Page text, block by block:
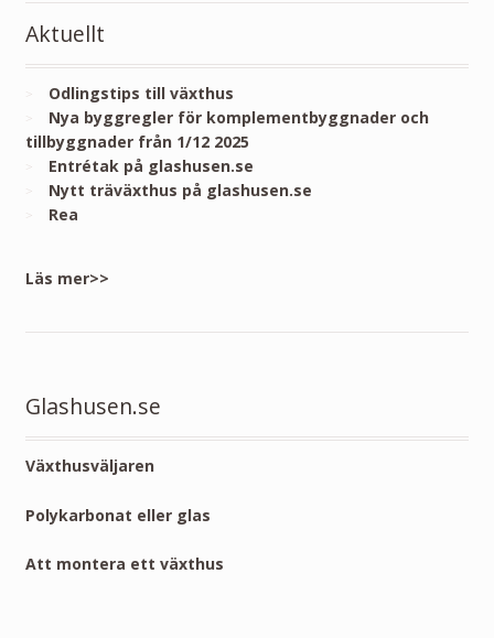
Aktuellt
Odlingstips till växthus
Nya byggregler för komplementbyggnader och
tillbyggnader från 1/12 2025
Entrétak på glashusen.se
Nytt träväxthus på glashusen.se
Rea
Läs mer>>
Glashusen.se
Växthusväljaren
Polykarbonat eller glas
Att montera ett växthus